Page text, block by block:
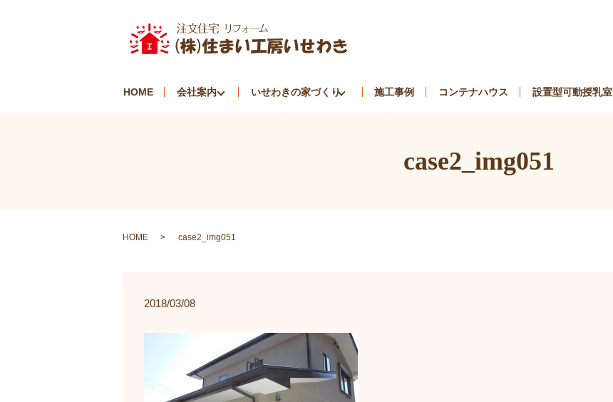
HOME 会社案内 いせわきの家づくり 施工事例 コンテナハウス 設置型可動授乳室
case2_img051
HOME case2_img051
2018/03/08